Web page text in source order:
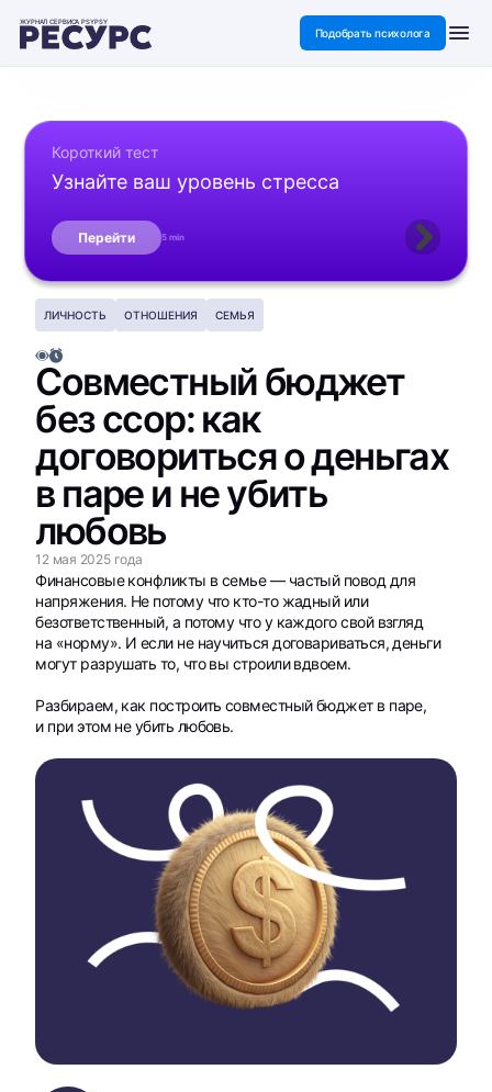
ЖУРНАЛ СЕРВИСА PSYPSY
Подобрать психолога
Короткий тест
Узнайте ваш уровень стресса
Перейти 5 min
ЛИЧНОСТЬ ОТНОШЕНИЯ СЕМЬЯ
Совместный бюджет
без ссор: как
договориться о деньгах
в паре и не убить
любовь
12 мая 2025 года
Финансовые конфликты в семье — частый повод для
напряжения. Не потому что кто-то жадный или
безответственный, а потому что у каждого свой взгляд
на «норму». И если не научиться договариваться, деньги
могут разрушать то, что вы строили вдвоем.
Разбираем, как построить совместный бюджет в паре,
и при этом не убить любовь.